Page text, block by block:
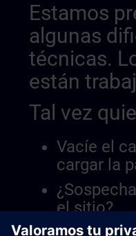
Estamos
algunas
técnicas.
están
Tal vez
Vacíe el
cargar la
el sitio?